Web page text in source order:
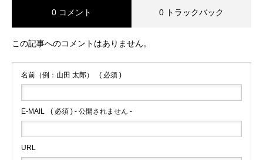
0 コメント 0 トラックバック
この記事へのコメントはありません。
名前（例：山田 太郎） ( 必須 )
E-MAIL ( 必須 ) - 公開されません -
URL